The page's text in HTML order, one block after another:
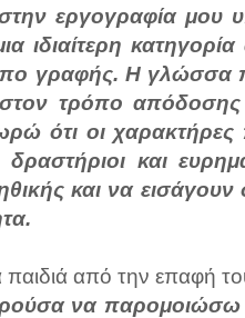
εργογραφία μου
ιδιαίτερη
γραφής. Η γλώσσα
τρόπο απόδοσης
ότι οι χαρακτήρες
και
και να
παιδιά από την επαφή
να παρομοιώσω